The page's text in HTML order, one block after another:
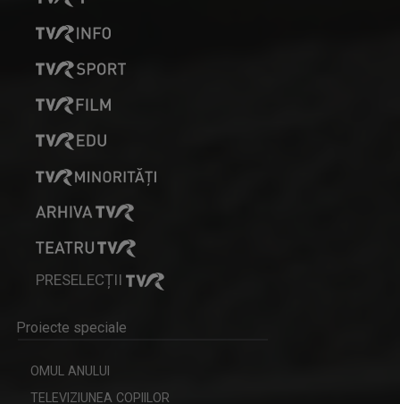
PRESELECȚII
Proiecte speciale
OMUL ANULUI
TELEVIZIUNEA COPIILOR